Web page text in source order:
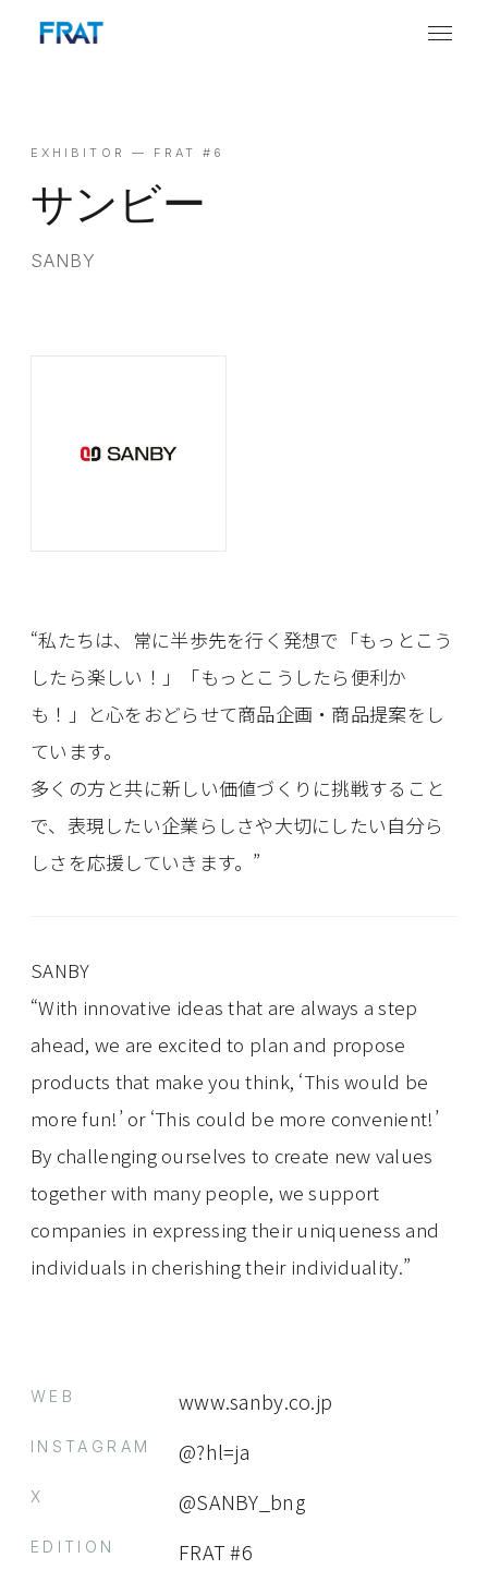
EXHIBITOR — FRAT #6
サンビー
SANBY
“私たちは、常に半歩先を行く発想で「もっとこう
したら楽しい！」「もっとこうしたら便利か
も！」と心をおどらせて商品企画・商品提案をし
ています。
多くの方と共に新しい価値づくりに挑戦すること
で、表現したい企業らしさや大切にしたい自分ら
しさを応援していきます。”
SANBY
“With innovative ideas that are always a step
ahead, we are excited to plan and propose
products that make you think, ‘This would be
more fun!’ or ‘This could be more convenient!’
By challenging ourselves to create new values
together with many people, we support
companies in expressing their uniqueness and
individuals in cherishing their individuality.”
WEB www.sanby.co.jp
INSTAGRAM @?hl=ja
X @SANBY_bng
EDITION FRAT #6